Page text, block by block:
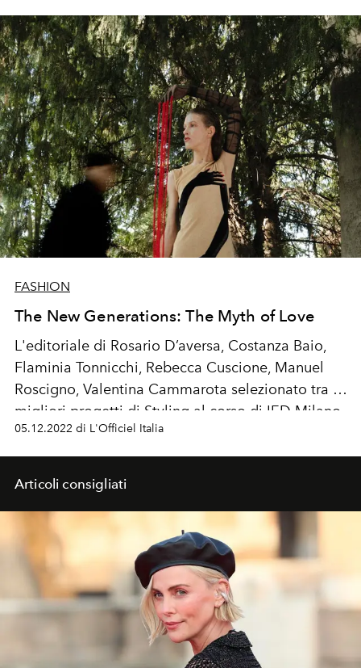
FASHION
The New Generations: The Myth of Love
L'editoriale di Rosario D’aversa, Costanza Baio,
Flaminia Tonnicchi, Rebecca Cuscione, Manuel
Roscigno, Valentina Cammarota selezionato tra i
migliori progetti di Styling al corso di IED Milano
Master in Fashion Communication & Styling.
05.12.2022 di L'Officiel Italia
Articoli consigliati